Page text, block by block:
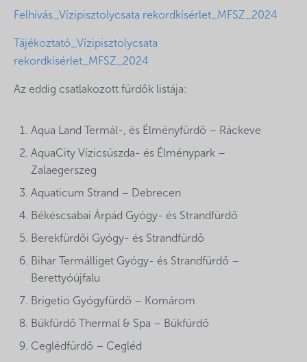
Felhívás_Vízipisztolycsata rekordkísérlet_MFSZ_2024
Tájékoztató_Vízipisztolycsata
rekordkísérlet_MFSZ_2024
Az eddig csatlakozott fürdők listája:
Aqua Land Termál-, és Élményfürdő – Ráckeve
AquaCity Vízicsúszda- és Élménypark –
Zalaegerszeg
Aquaticum Strand – Debrecen
Békéscsabai Árpád Gyógy- és Strandfürdő
Berekfürdői Gyógy- és Strandfürdő
Bihar Termálliget Gyógy- és Strandfürdő –
Berettyóújfalu
Brigetio Gyógyfürdő – Komárom
Bükfürdő Thermal & Spa – Bükfürdő
Ceglédfürdő – Cegléd